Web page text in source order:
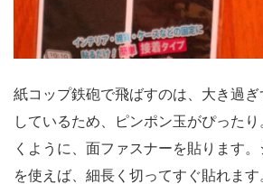
紙コップ鉄砲で飛ばすのは、大き過
しているため、ピンポン玉がぴった
くように、面ファスナーを貼ります
を使えば、細長く切ってすぐ貼れま